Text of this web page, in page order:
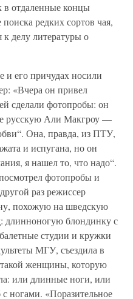
в отдаленные концы
редких сортов чая,
к делу литературы о
и его причудах носили
«Вчера он привел
сделали фотопробы: он
русскую Али Макгроу —
Она, правда, из ПТУ,
и испугана, но он
я нашел то, что надо“.
фотопробы и
раз режиссер
похожую на шведскую
длинноногую блондинку с
студии и кружки
МГУ, съездила в
женщины, которую
или длинные ноги, или
ногами. «Поразительное